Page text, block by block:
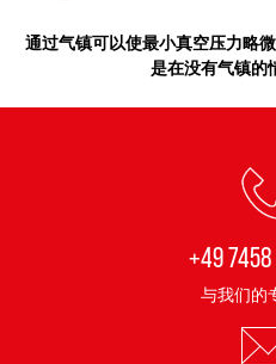
通过气镇可以使最小真空压力略
是在没有气镇的
+49
与我们的